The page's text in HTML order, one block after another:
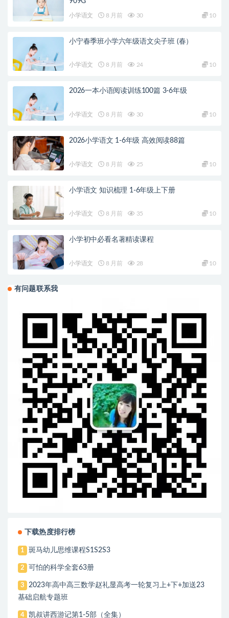
小学语文 8 月前 30 10
小宁春季班小学六年级语文尖子班 (春）
小学语文 8 月前 24 10
2026一本小语阅读训练100篇 3-6年级
小学语文 8 月前 30 10
2026小学语文 1-6年级 高效阅读88篇
小学语文 8 月前 25 10
小学语文 知识梳理 1-6年级上下册
小学语文 8 月前 35 10
小学初中必看名著精读课程
小学语文 8 月前 28 10
有问题联系我
下载热度排行榜
1 斑马幼儿思维课程S1S2S3
2 可怕的科学全套63册
3
2023年高中高三数学赵礼显高考一轮复习上+下+加送23
基础启航专题班
4 凯叔讲西游记第1-5部（全集）